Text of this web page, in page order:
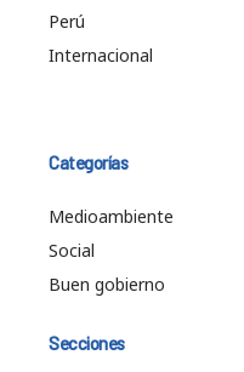
Perú
Internacional
Categorías
Medioambiente
Social
Buen gobierno
Secciones